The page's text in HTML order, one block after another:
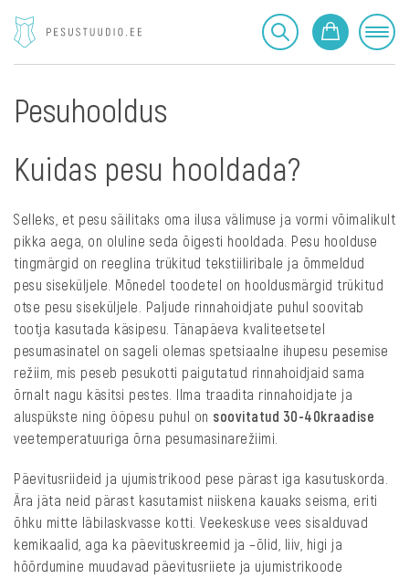
Pesuhooldus
Kuidas pesu hooldada?
Selleks, et pesu säilitaks oma ilusa välimuse ja vormi võimalikult
pikka aega, on oluline seda õigesti hooldada. Pesu hoolduse
tingmärgid on reeglina trükitud tekstiiliribale ja õmmeldud
pesu siseküljele. Mõnedel toodetel on hooldusmärgid trükitud
otse pesu siseküljele. Paljude rinnahoidjate puhul soovitab
tootja kasutada käsipesu. Tänapäeva kvaliteetsetel
pesumasinatel on sageli olemas spetsiaalne ihupesu pesemise
režiim, mis peseb pesukotti paigutatud rinnahoidjaid sama
õrnalt nagu käsitsi pestes. Ilma traadita rinnahoidjate ja
aluspükste ning ööpesu puhul on soovitatud 30-40kraadise
veetemperatuuriga õrna pesumasinarežiimi.
Päevitusriideid ja ujumistrikood pese pärast iga kasutuskorda.
Ära jäta neid pärast kasutamist niiskena kauaks seisma, eriti
õhku mitte läbilaskvasse kotti. Veekeskuse vees sisalduvad
kemikaalid, aga ka päevituskreemid ja –õlid, liiv, higi ja
hõõrdumine muudavad päevitusriiete ja ujumistrikoode